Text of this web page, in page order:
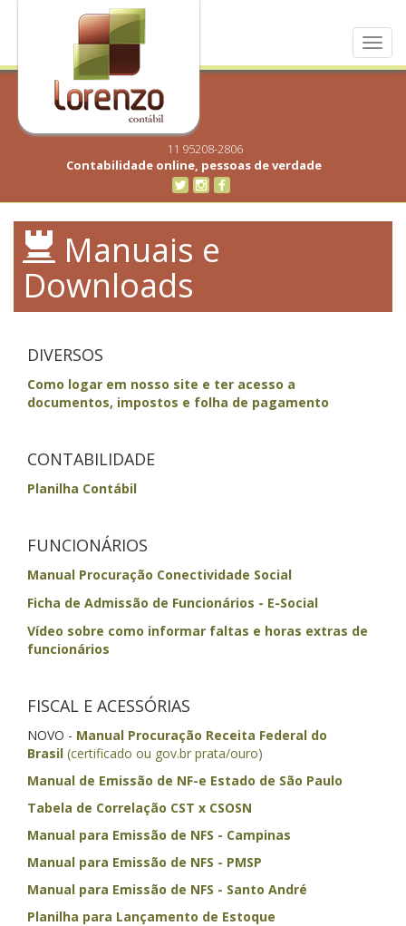
11 95208-2806
Contabilidade online, pessoas de verdade
Manuais e
Downloads
DIVERSOS
Como logar em nosso site e ter acesso a
documentos, impostos e folha de pagamento
CONTABILIDADE
Planilha Contábil
FUNCIONÁRIOS
Manual Procuração Conectividade Social
Ficha de Admissão de Funcionários - E-Social
Vídeo sobre como informar faltas e horas extras de
funcionários
FISCAL E ACESSÓRIAS
NOVO - Manual Procuração Receita Federal do
Brasil (certificado ou gov.br prata/ouro)
Manual de Emissão de NF-e Estado de São Paulo
Tabela de Correlação CST x CSOSN
Manual para Emissão de NFS - Campinas
Manual para Emissão de NFS - PMSP
Manual para Emissão de NFS - Santo André
Planilha para Lançamento de Estoque